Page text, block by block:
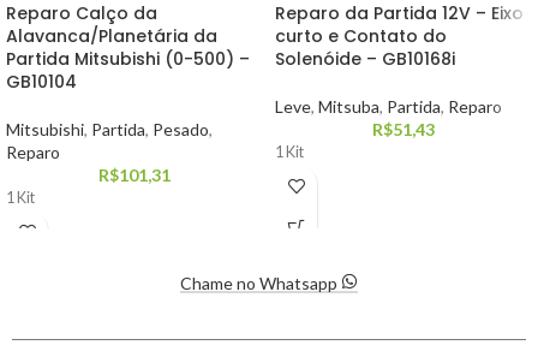
Reparo Calço da
Alavanca/Planetária da
Partida Mitsubishi (0-500) –
GB10104
Mitsubishi, Partida, Pesado,
Reparo
R$101,31
1 Kit
Reparo da Partida 12V – Eixo
curto e Contato do
Solenóide – GB10168i
Leve, Mitsuba, Partida, Reparo
R$51,43
1 Kit
Chame no Whatsapp